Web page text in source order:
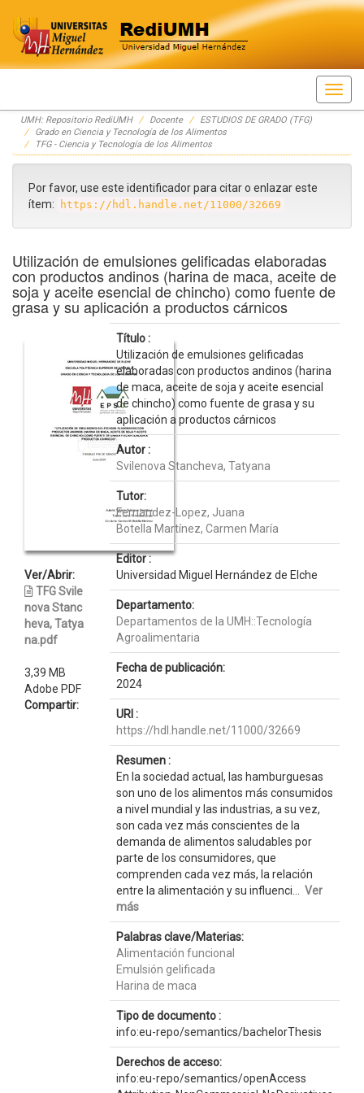
Skip
navigation
UMH: Repositorio RediUMH Docente
ESTUDIOS DE GRADO (TFG)
Grado en Ciencia y Tecnología de los Alimentos
TFG - Ciencia y Tecnología de los Alimentos
Por favor, use este identificador para citar o enlazar este
ítem:
https://hdl.handle.net/11000/32669
Utilización de emulsiones gelificadas elaboradas
con productos andinos (harina de maca, aceite de
soja y aceite esencial de chincho) como fuente de
grasa y su aplicación a productos cárnicos
Ver/Abrir:
TFG Svile
nova Stanc
heva, Tatya
na.pdf
3,39 MB
Adobe PDF
Compartir:
Título :
Utilización de emulsiones gelificadas
elaboradas con productos andinos (harina
de maca, aceite de soja y aceite esencial
de chincho) como fuente de grasa y su
aplicación a productos cárnicos
Autor :
Svilenova Stancheva, Tatyana
Tutor:
Fernandez-Lopez, Juana
Botella Martínez, Carmen María
Editor :
Universidad Miguel Hernández de Elche
Departamento:
Departamentos de la UMH::Tecnología
Agroalimentaria
Fecha de publicación:
2024
URI :
https://hdl.handle.net/11000/32669
Resumen :
En la sociedad actual, las hamburguesas
son uno de los alimentos más consumidos
a nivel mundial y las industrias, a su vez,
son cada vez más conscientes de la
demanda de alimentos saludables por
parte de los consumidores, que
comprenden cada vez más, la relación
entre la alimentación y su influenci... Ver
más
Palabras clave/Materias:
Alimentación funcional
Emulsión gelificada
Harina de maca
Tipo de documento :
info:eu-repo/semantics/bachelorThesis
Derechos de acceso:
info:eu-repo/semantics/openAccess